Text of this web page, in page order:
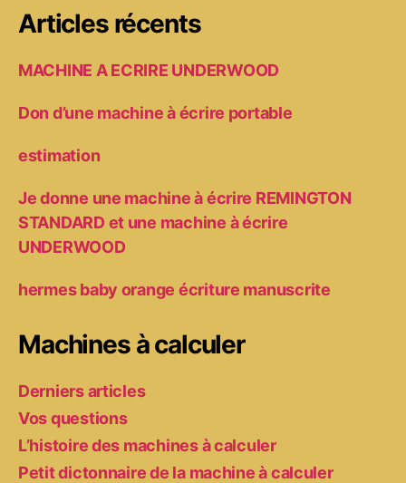
Articles récents
MACHINE A ECRIRE UNDERWOOD
Don d’une machine à écrire portable
estimation
Je donne une machine à écrire REMINGTON
STANDARD et une machine à écrire
UNDERWOOD
hermes baby orange écriture manuscrite
Machines à calculer
Derniers articles
Vos questions
L’histoire des machines à calculer
Petit dictonnaire de la machine à calculer